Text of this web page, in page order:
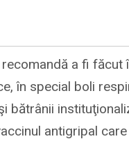
a fi
în special boli
bătrânii
antigripal